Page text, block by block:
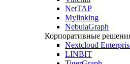
NetTAP
Mylinking
NebulaGraph
Корпоративные
Nextcloud
LINBIT